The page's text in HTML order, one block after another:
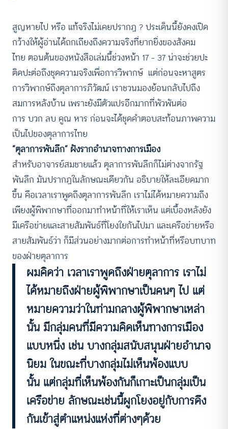
สูญหายไป หรือ แท้จริงไม่เคยปรากฏ ? ประเด็นนี้ยังคงเปิด
กว้างให้ผู้อ่านได้ถกเถียงถึงความจริงที่ยากยิ่งของสังคม
ไทย ตอนต้นของหนังสือเล่มนี้ช่วงหน้า 17 – 37 น่าจะช่วยปะ
ติดปะต่อถึงชุดความจริงเพื่อการวิพากษ์ แต่ก่อนจะหาสูตร
การวิพากษ์ถึงตุลาการภิวัฒน์ เราชวนมองย้อนกลับไปถึง
สมการหลังบ้าน เพราะยังมีตัวแปรอีกมากที่พัวพันต่อ
การ บวก ลบ คูณ หาร ก่อนจะได้ชุดคำตอบสะท้อนภาพความ
เป็นไปของตุลาการไทย
“ตุลาการพันลึก” ฝังรากอำนาจทางการเมือง
สำหรับอาจารย์สมชายแล้ว ตุลาการพันลึกก็ไม่ต่างจากรัฐ
พันลึก มันปรากฏในลักษณะเดียวกัน อธิบายให้ละเอียดมาก
ขึ้น คือเวลาเราพูดถึงตุลาการพันลึก เราไม่ได้หมายความถึง
เพียงผู้พิพากษาที่ออกมาทำหน้าที่ให้เราเห็น แต่เบื้องหลังยัง
มีเครือข่ายและสายสัมพันธ์ที่โยงใยกันไปมา และเครือข่ายหรือ
สายสัมพันธ์ว่า ก็มีส่วนอย่างมากต่อการทำหน้าที่หรือบทบาท
ของฝ่ายตุลาการ
ผมคิดว่า เวลาเราพูดถึงฝ่ายตุลาการ เราไม่
ได้หมายถึงฝ่ายผู้พิพากษาเป็นคนๆ ไป แต่
หมายความว่าในท่ามกลางผู้พิพากษาเหล่า
นั้น มีกลุ่มคนที่มีความคิดเห็นทางการเมือง
แบบหนึ่ง เช่น บางกลุ่มสนับสนุนฝ่ายอำนาจ
นิยม ในขณะที่บางกลุ่มไม่เห็นพ้องแบบ
นั้น แต่กลุ่มที่เห็นพ้องกันก็เกาะเป็นกลุ่มเป็น
เครือข่าย ลักษณะเช่นนี้ผูกโยงอยู่กับการดึง
กันเข้าสู่ตำแหน่งแห่งที่ต่างๆด้วย